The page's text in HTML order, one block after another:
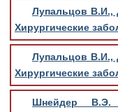
Лупальцов В.И.,
Хирургические
Лупальцов В.И.,
Хирургические
Шнейдер